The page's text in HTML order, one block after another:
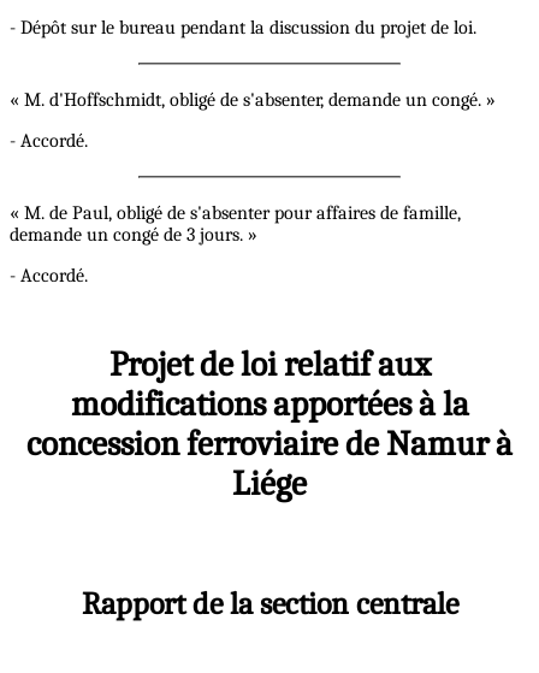
- Dépôt sur le bureau pendant la discussion du projet de loi.
« M. d'Hoffschmidt, obligé de s'absenter, demande un congé. »
- Accordé.
« M. de Paul, obligé de s'absenter pour affaires de famille,
demande un congé de 3 jours. »
- Accordé.
Projet de loi relatif aux
modifications apportées à la
concession ferroviaire de Namur à
Liége
Rapport de la section centrale